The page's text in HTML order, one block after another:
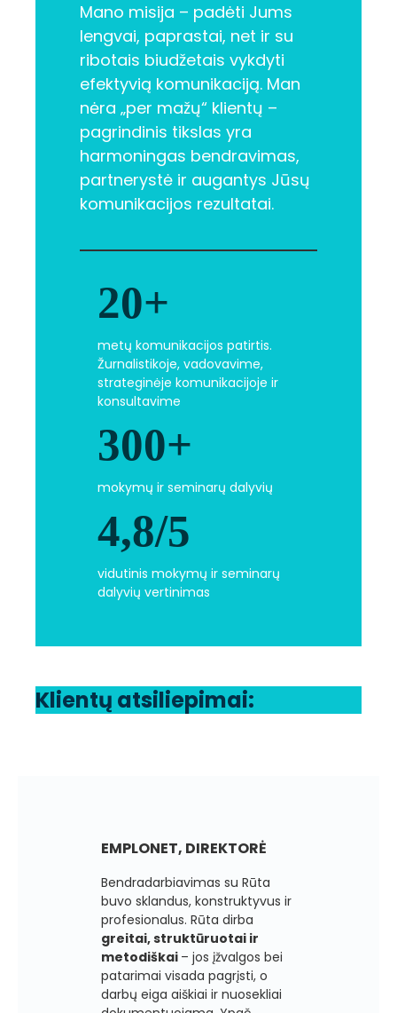
Mano misija – padėti Jums
lengvai, paprastai, net ir su
ribotais biudžetais vykdyti
efektyvią komunikaciją. Man
nėra „per mažų“ klientų –
pagrindinis tikslas yra
harmoningas bendravimas,
partnerystė ir augantys Jūsų
komunikacijos rezultatai.
20+
metų komunikacijos patirtis.
Žurnalistikoje, vadovavime,
strateginėje komunikacijoje ir
konsultavime
300+
mokymų ir seminarų dalyvių
4,8/5
vidutinis mokymų ir seminarų
dalyvių vertinimas
Klientų atsiliepimai:
EMPLONET, DIREKTORĖ
Bendradarbiavimas su Rūta
buvo sklandus, konstruktyvus ir
profesionalus. Rūta dirba
greitai, struktūruotai ir
metodiškai – jos įžvalgos bei
patarimai visada pagrįsti, o
darbų eiga aiškiai ir nuosekliai